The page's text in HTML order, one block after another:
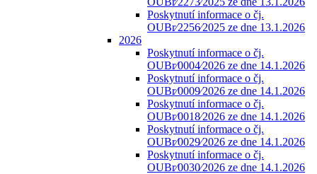
Poskytnutí informace o čj.
OUBr⁄2256⁄2025 ze dne 13.1.2026
2026
Poskytnutí informace o čj.
OUBr⁄0004⁄2026 ze dne 14.1.2026
Poskytnutí informace o čj.
OUBr⁄0009⁄2026 ze dne 14.1.2026
Poskytnutí informace o čj.
OUBr⁄0018⁄2026 ze dne 14.1.2026
Poskytnutí informace o čj.
OUBr⁄0029⁄2026 ze dne 14.1.2026
Poskytnutí informace o čj.
OUBr⁄0030⁄2026 ze dne 14.1.2026